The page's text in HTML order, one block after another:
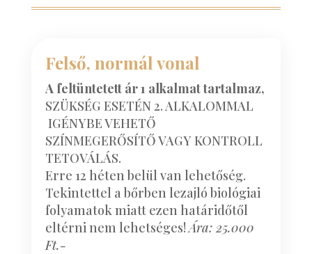
Felső, normál vonal
A feltüntetett ár 1 alkalmat tartalmaz,
SZÜKSÉG ESETÉN 2. ALKALOMMAL
IGÉNYBE VEHETŐ
SZÍNMEGERŐSÍTŐ VAGY KONTROLL
TETOVÁLÁS.
Erre 12 héten belül van lehetőség.
Tekintettel a bőrben lezajló biológiai
folyamatok miatt ezen határidőtől
eltérni nem lehetséges! Ára: 25.000
Ft.-